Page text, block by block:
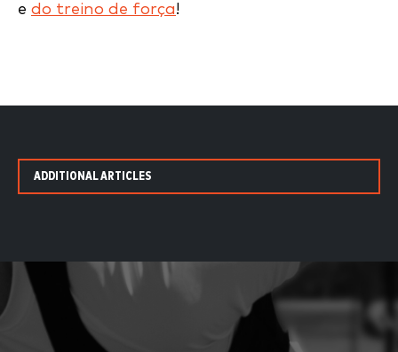
e do treino de força!
ADDITIONAL ARTICLES